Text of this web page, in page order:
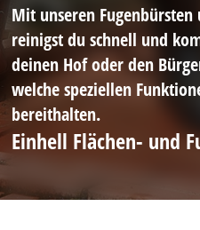
Mit unseren
reinigst du schnell und
deinen Hof oder den
welche speziellen
bereithalten.
Einhell Flächen- und